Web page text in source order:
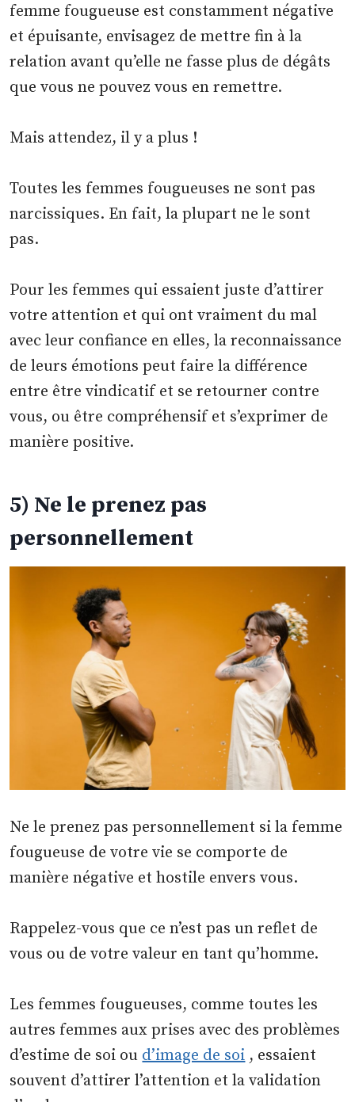
femme fougueuse est constamment négative
et épuisante, envisagez de mettre fin à la
relation avant qu’elle ne fasse plus de dégâts
que vous ne pouvez vous en remettre.
Mais attendez, il y a plus !
Toutes les femmes fougueuses ne sont pas
narcissiques. En fait, la plupart ne le sont
pas.
Pour les femmes qui essaient juste d’attirer
votre attention et qui ont vraiment du mal
avec leur confiance en elles, la reconnaissance
de leurs émotions peut faire la différence
entre être vindicatif et se retourner contre
vous, ou être compréhensif et s’exprimer de
manière positive.
5) Ne le prenez pas
personnellement
Ne le prenez pas personnellement si la femme
fougueuse de votre vie se comporte de
manière négative et hostile envers vous.
Rappelez-vous que ce n’est pas un reflet de
vous ou de votre valeur en tant qu’homme.
Les femmes fougueuses, comme toutes les
autres femmes aux prises avec des problèmes
d’estime de soi ou d’image de soi , essaient
souvent d’attirer l’attention et la validation